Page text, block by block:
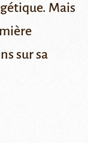
Mais
sur sa